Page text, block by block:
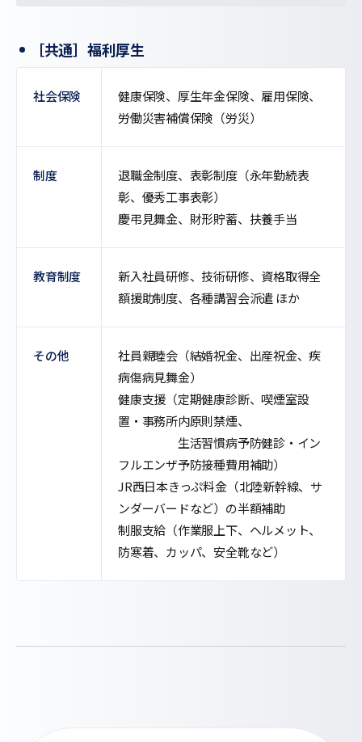
［共通］福利厚生
社会保険
健康保険、厚生年金保険、雇用保険、
労働災害補償保険（労災）
制度
退職金制度、表彰制度（永年勤続表
彰、優秀工事表彰）
慶弔見舞金、財形貯蓄、扶養手当
教育制度
新入社員研修、技術研修、資格取得全
額援助制度、各種講習会派遣 ほか
その他
社員親睦会（結婚祝金、出産祝金、疾
病傷病見舞金）
健康支援（定期健康診断、喫煙室設
置・事務所内原則禁煙、
生活習慣病予防健診・イン
フルエンザ予防接種費用補助）
JR西日本きっぷ料金（北陸新幹線、サ
ンダーバードなど）の半額補助
制服支給（作業服上下、ヘルメット、
防寒着、カッパ、安全靴など）